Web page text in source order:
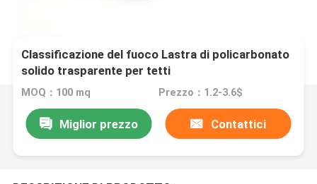
Classificazione del fuoco Lastra di policarbonato
solido trasparente per tetti
MOQ：100 mq Prezzo：1.2-3.6$
Miglior prezzo Contattici